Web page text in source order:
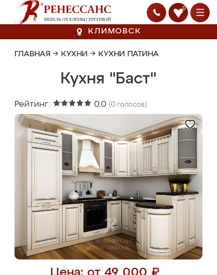
0
КЛИМОВСК
ГЛАВНАЯ → КУХНИ → КУХНИ ПАТИНА
Кухня "Баст"
Рейтинг: 0.0 (0 голосов)